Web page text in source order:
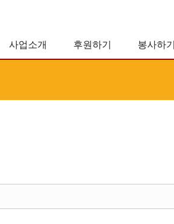
사업소개 후원하기 봉사하기